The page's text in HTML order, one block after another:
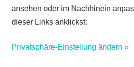
ansehen oder im Nachhinein
dieser Links anklickst:
Privatsphäre-Einstellung ändern »